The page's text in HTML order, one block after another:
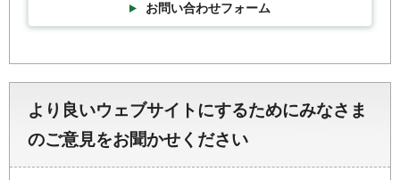
お問い合わせフォーム
より良いウェブサイトにするためにみなさま
のご意見をお聞かせください